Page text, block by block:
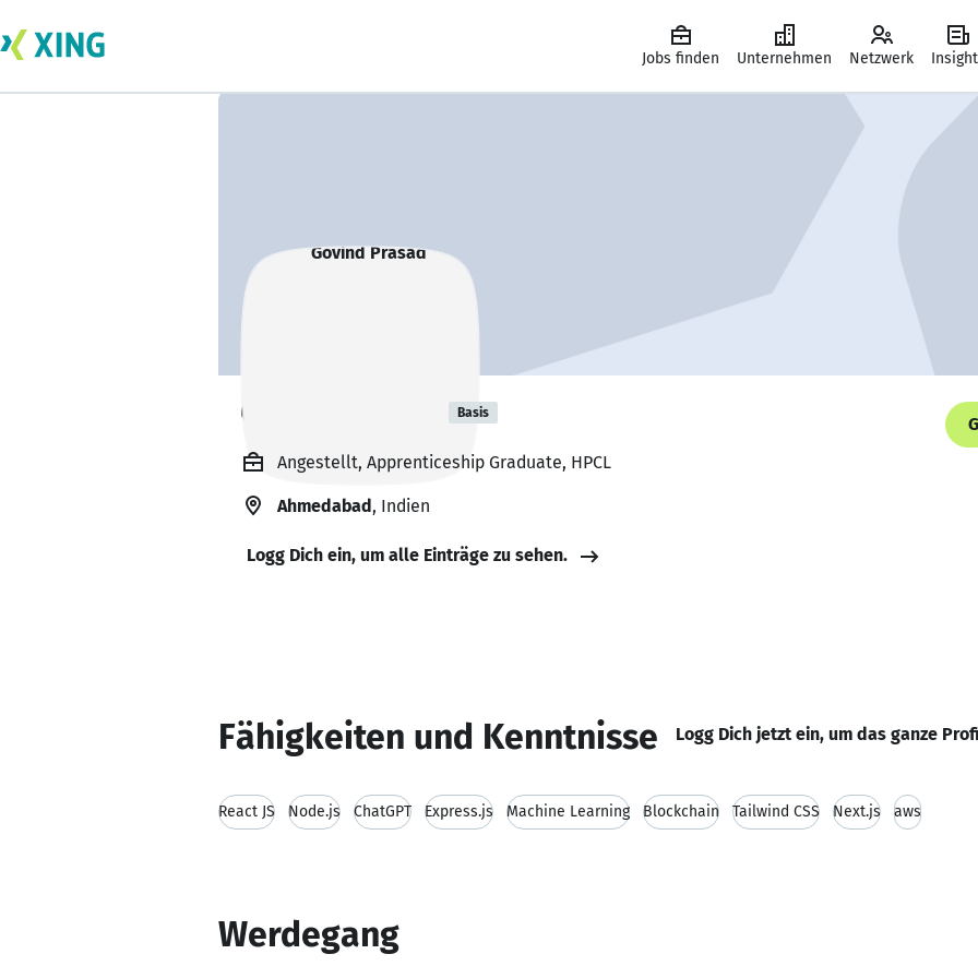
Jobs finden Unternehmen Netzwerk
Govind Prasad Basis
Angestellt, Apprenticeship Graduate, HPCL
Ahmedabad, Indien
Logg Dich ein, um alle Einträge zu sehen.
Fähigkeiten und Kenntnisse Logg Dich jetzt ein, um das ganze
React JS Node.js ChatGPT Express.js Machine Learning Blockchain Tailwind CSS Next.js aws
Werdegang